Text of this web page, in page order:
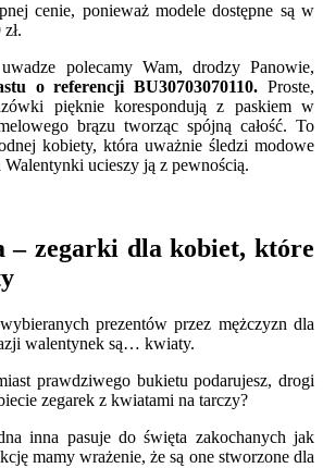
cenie, ponieważ modele dostępne są w
polecamy Wam, drodzy Panowie,
o referencji BU30703070110. Proste,
pięknie korespondują z paskiem w
brązu tworząc spójną całość. To
kobiety, która uważnie śledzi modowe
Walentynki ucieszy ją z pewnością.
– zegarki dla kobiet, które
prezentów przez mężczyzn dla
walentynek są… kwiaty.
prawdziwego bukietu podarujesz, drogi
zegarek z kwiatami na tarczy?
inna pasuje do święta zakochanych jak
mamy wrażenie, że są one stworzone dla